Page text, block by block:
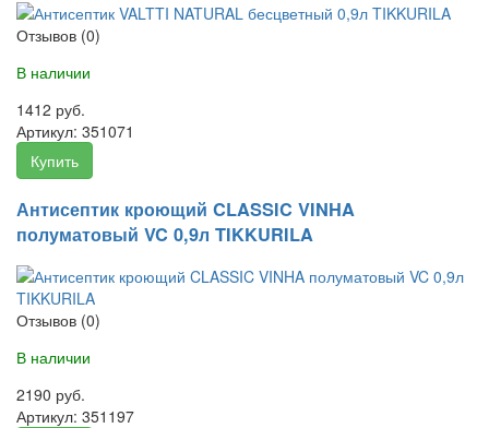
Отзывов (0)
В наличии
1412 руб.
Артикул: 351071
Купить
Антисептик кроющий CLASSIC VINHA
полуматовый VC 0,9л TIKKURILA
Отзывов (0)
В наличии
2190 руб.
Артикул: 351197